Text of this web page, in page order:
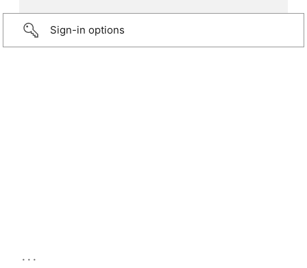
Sign-in options
...